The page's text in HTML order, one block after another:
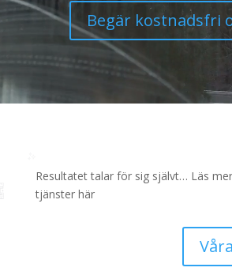
Begär kostnadsfri
Resultatet talar för sig självt… Läs
tjänster här